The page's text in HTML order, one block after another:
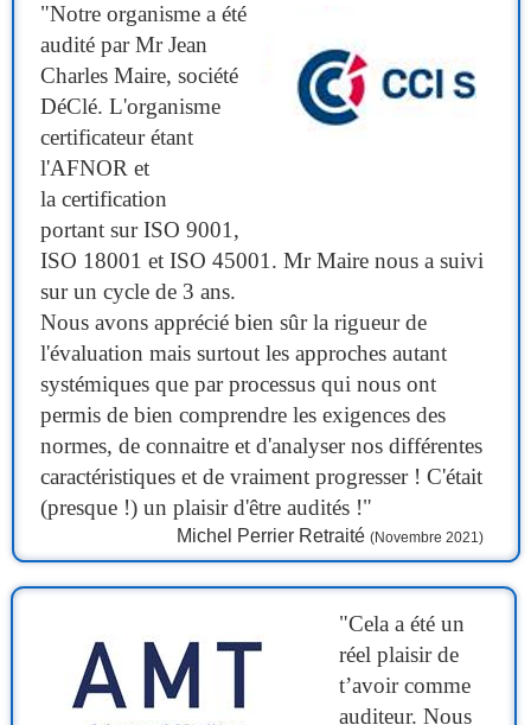
"Notre organisme a été
audité par Mr Jean
Charles Maire, société
DéClé. L'organisme
certificateur étant
l'AFNOR et
la certification
portant sur ISO 9001,
ISO 18001 et ISO 45001. Mr Maire nous a suivi
sur un cycle de 3 ans.
Nous avons apprécié bien sûr la rigueur de
l'évaluation mais surtout les approches autant
systémiques que par processus qui nous ont
permis de bien comprendre les exigences des
normes, de connaitre et d'analyser nos différentes
caractéristiques et de vraiment progresser ! C'était
(presque !) un plaisir d'être audités !"
Michel Perrier Retraité (Novembre 2021)
"Cela a été un
réel plaisir de
t’avoir comme
auditeur. Nous